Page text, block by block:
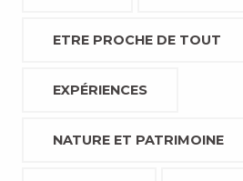
ETRE PROCHE DE TOUT
EXPÉRIENCES
NATURE ET PATRIMOINE